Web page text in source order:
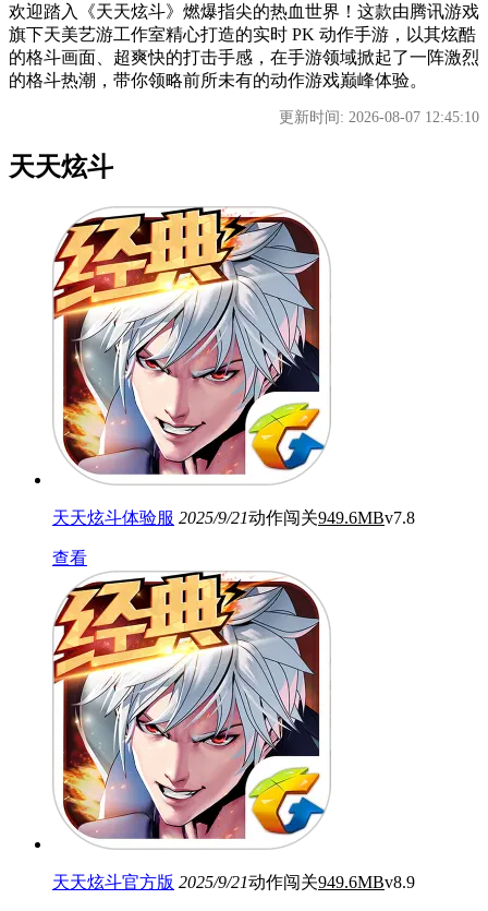
欢迎踏入《天天炫斗》燃爆指尖的热血世界！这款由腾讯游戏
旗下天美艺游工作室精心打造的实时 PK 动作手游，以其炫酷
的格斗画面、超爽快的打击手感，在手游领域掀起了一阵激烈
的格斗热潮，带你领略前所未有的动作游戏巅峰体验。
更新时间: 2026-08-07 12:45:10
天天炫斗
天天炫斗体验服 2025/9/21动作闯关949.6MBv7.8
查看
天天炫斗官方版 2025/9/21动作闯关949.6MBv8.9